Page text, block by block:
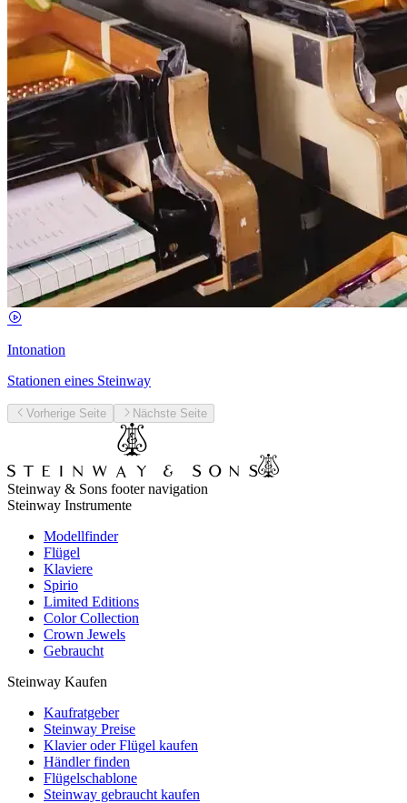
Intonation
Stationen eines Steinway
Vorherige Seite Nächste Seite
Steinway & Sons footer navigation
Steinway Instrumente
Modellfinder
Flügel
Klaviere
Spirio
Limited Editions
Color Collection
Crown Jewels
Gebraucht
Steinway Kaufen
Kaufratgeber
Steinway Preise
Klavier oder Flügel kaufen
Händler finden
Flügelschablone
Steinway gebraucht kaufen